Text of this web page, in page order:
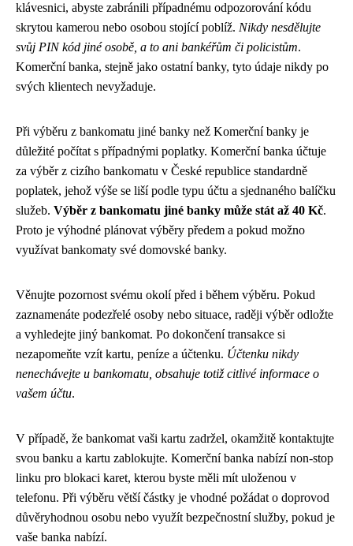
klávesnici, abyste zabránili případnému odpozorování kódu
skrytou kamerou nebo osobou stojící poblíž. Nikdy nesdělujte
svůj PIN kód jiné osobě, a to ani bankéřům či policistům.
Komerční banka, stejně jako ostatní banky, tyto údaje nikdy po
svých klientech nevyžaduje.
Při výběru z bankomatu jiné banky než Komerční banky je
důležité počítat s případnými poplatky. Komerční banka účtuje
za výběr z cizího bankomatu v České republice standardně
poplatek, jehož výše se liší podle typu účtu a sjednaného balíčku
služeb. Výběr z bankomatu jiné banky může stát až 40 Kč.
Proto je výhodné plánovat výběry předem a pokud možno
využívat bankomaty své domovské banky.
Věnujte pozornost svému okolí před i během výběru. Pokud
zaznamenáte podezřelé osoby nebo situace, raději výběr odložte
a vyhledejte jiný bankomat. Po dokončení transakce si
nezapomeňte vzít kartu, peníze a účtenku. Účtenku nikdy
nenechávejte u bankomatu, obsahuje totiž citlivé informace o
vašem účtu.
V případě, že bankomat vaši kartu zadržel, okamžitě kontaktujte
svou banku a kartu zablokujte. Komerční banka nabízí non-stop
linku pro blokaci karet, kterou byste měli mít uloženou v
telefonu. Při výběru větší částky je vhodné požádat o doprovod
důvěryhodnou osobu nebo využít bezpečnostní služby, pokud je
vaše banka nabízí.